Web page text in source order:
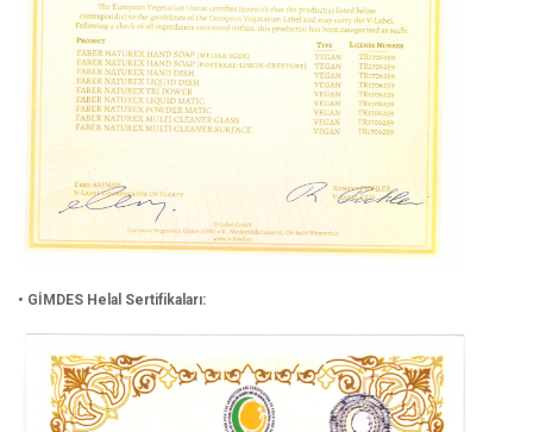
• GİMDES Helal Sertifikaları: